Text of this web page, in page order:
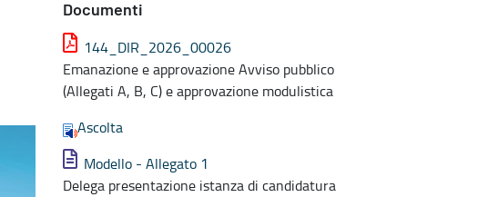
Documenti
144_DIR_2026_00026
Emanazione e approvazione Avviso pubblico
(Allegati A, B, C) e approvazione modulistica
Ascolta
Modello - Allegato 1
Delega presentazione istanza di candidatura